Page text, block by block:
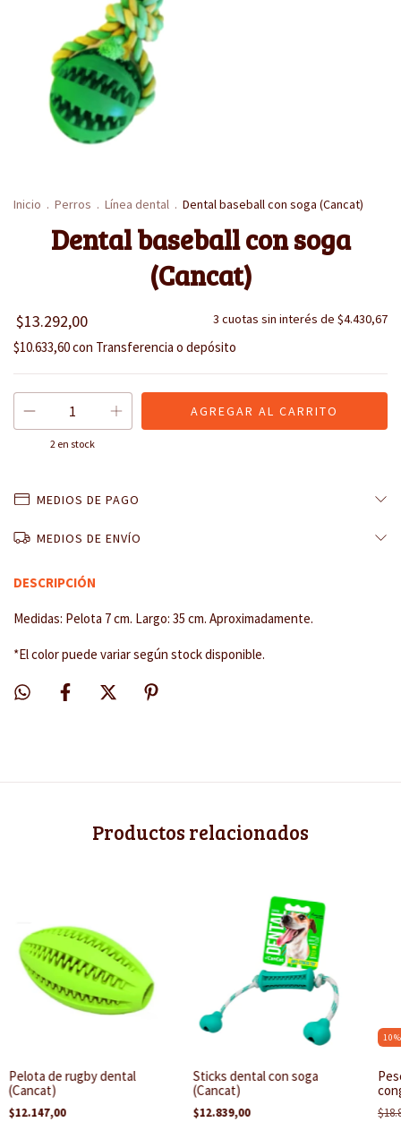
Inicio . Perros . Línea dental . Dental baseball con soga (Cancat)
Dental baseball con soga
(Cancat)
$13.292,00 3 cuotas sin interés de $4.430,67
$10.633,60con Transferencia o depósito
2 en stock
MEDIOS DE PAGO
MEDIOS DE ENVÍO
DESCRIPCIÓN
Medidas: Pelota 7 cm. Largo: 35 cm. Aproximadamente.
*El color puede variar según stock disponible.
Productos relacionados
Pelota de rugby dental
(Cancat)
$12.147,00
Sticks dental con soga
(Cancat)
$12.839,00
10